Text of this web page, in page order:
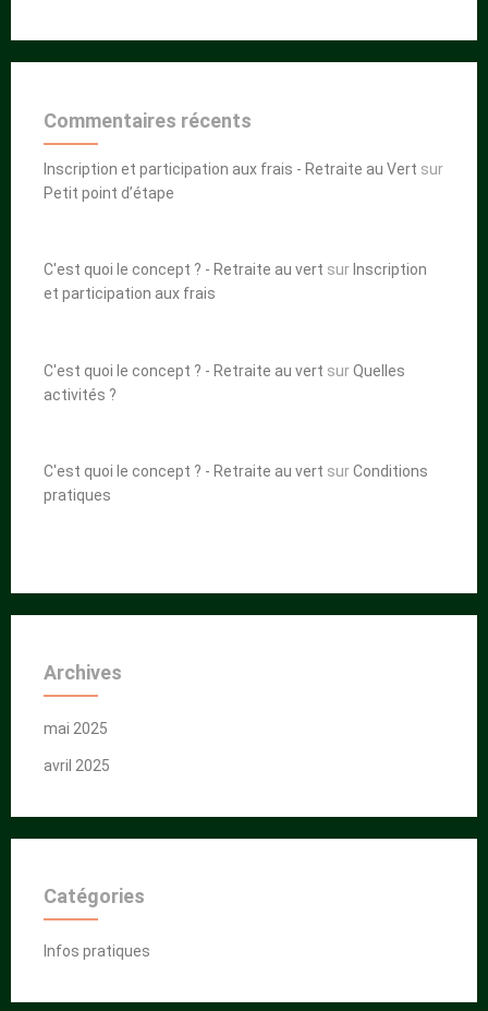
Commentaires récents
Inscription et participation aux frais - Retraite au Vert sur
Petit point d’étape
C'est quoi le concept ? - Retraite au vert sur Inscription
et participation aux frais
C'est quoi le concept ? - Retraite au vert surQuelles
activités ?
C'est quoi le concept ? - Retraite au vert surConditions
pratiques
Archives
mai 2025
avril 2025
Catégories
Infos pratiques